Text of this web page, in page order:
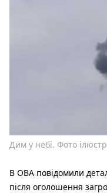
Дим у небі. Фото
В ОВА повідомили
після оголошення